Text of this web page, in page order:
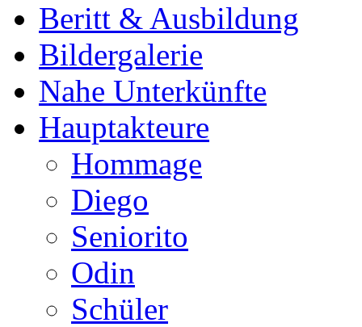
Beritt & Ausbildung
Bildergalerie
Nahe Unterkünfte
Hauptakteure
Hommage
Diego
Seniorito
Odin
Schüler